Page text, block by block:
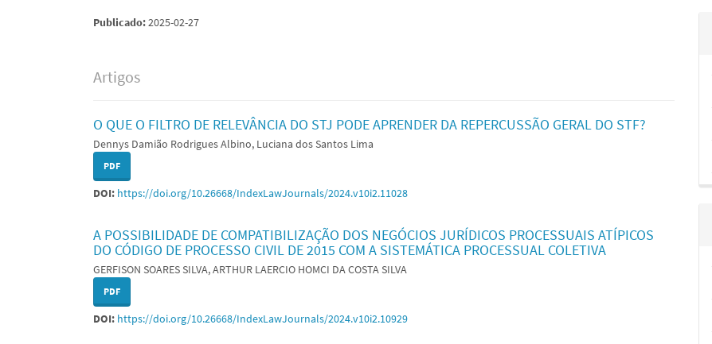
Publicado:2025-02-27
Artigos
O QUE O FILTRO DE RELEVÂNCIA DO STJ PODE APRENDER DA REPERCUSSÃO GERAL DO STF?
Dennys Damião Rodrigues Albino, Luciana dos Santos Lima
PDF
DOI: https://doi.org/10.26668/IndexLawJournals/2024.v10i2.11028
A POSSIBILIDADE DE COMPATIBILIZAÇÃO DOS NEGÓCIOS JURÍDICOS PROCESSUAIS ATÍPICOS
DO CÓDIGO DE PROCESSO CIVIL DE 2015 COM A SISTEMÁTICA PROCESSUAL COLETIVA
GERFISON SOARES SILVA, ARTHUR LAERCIO HOMCI DA COSTA SILVA
PDF
DOI: https://doi.org/10.26668/IndexLawJournals/2024.v10i2.10929